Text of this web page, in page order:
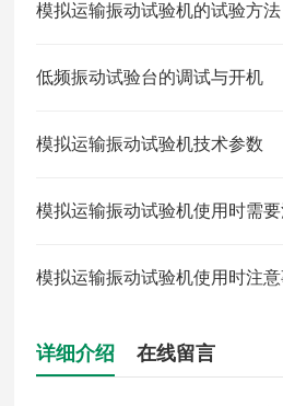
模拟运输振动试验机的试验方法
低频振动试验台的调试与开机
模拟运输振动试验机技术参数
模拟运输振动试验机使用时需
模拟运输振动试验机使用时注
详细介绍 在线留言